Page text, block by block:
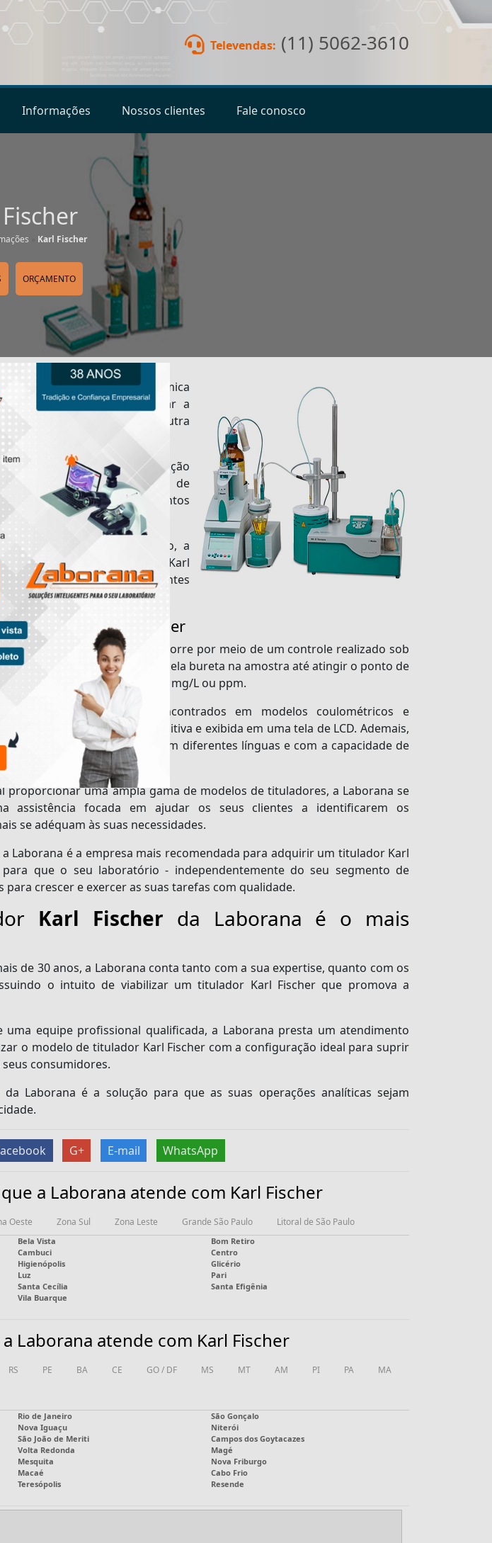
Televendas: (11) 5062-3610
Informações Nossos clientes Fale conosco
Karl Fischer
ORÇAMENTO
presente na química
responsável por determinar a
por intermédio de outra
que já conhecido.
diversas operações, a titulação
de profissionais dotados de
também, de instrumentos
todo o território brasileiro, a
o modelo de titulador Karl
os mais exigentes
o titulador Karl Fischer
um titulador Karl Fischer
decorre por meio de um controle realizado sob
da injeção do titulante pela bureta na amostra até atingir o ponto de
os valores em ug/Lg, mg/L ou ppm.
podem ser encontrados em modelos coulométricos e
de uma interface intuitiva e exibida em uma tela de LCD. Ademais,
software com a exibição em diferentes línguas e com a capacidade de
proporcionar uma ampla gama de modelos de tituladores, a Laborana se
assistência focada em ajudar os seus clientes a identificarem os
se adéquam às suas necessidades.
Laborana é a empresa mais recomendada para adquirir um titulador Karl
que o seu laboratório - independentemente do seu segmento de
para crescer e exercer as suas tarefas com qualidade.
Karl Fischer da Laborana é o mais
de 30 anos, a Laborana conta tanto com a sua expertise, quanto com os
o intuito de viabilizar um titulador Karl Fischer que promova a
uma equipe profissional qualificada, a Laborana presta um atendimento
o modelo de titulador Karl Fischer com a configuração ideal para suprir
consumidores.
da Laborana é a solução para que as suas operações analíticas sejam
G+ E-mail WhatsApp
a Laborana atende com Karl Fischer
Oeste Zona Sul Zona Leste Grande São Paulo Litoral de São Paulo
Bela Vista
Bom Retiro
Cambuci
Centro
Higienópolis
Glicério
Luz
Pari
Santa Cecília
Santa Efigênia
Vila Buarque
Laborana atende com Karl Fischer
RS PE BA CE GO / DF MS MT AM PI PA MA
Rio de Janeiro
São Gonçalo
Nova Iguaçu
Niterói
São João de Meriti
Campos dos Goytacazes
Volta Redonda
Magé
Mesquita
Nova Friburgo
Macaé
Cabo Frio
Teresópolis Resende